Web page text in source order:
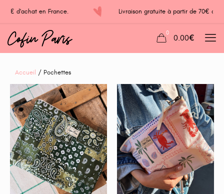
d'achat en France. Livraison gratuite à partir de 70€
0
0.00€
Accueil / Pochettes